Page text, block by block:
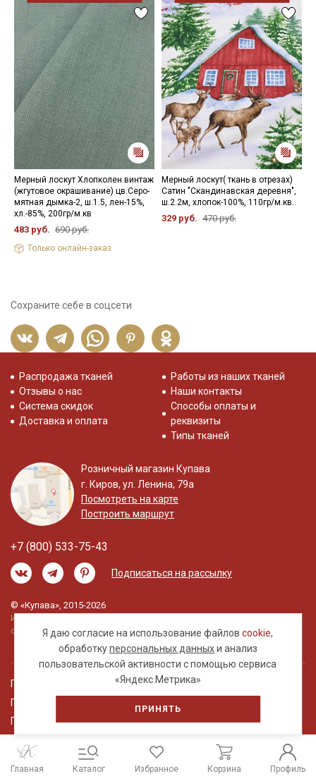
Мерный лоскут Хлопколен винтаж
(жгутовое окрашивание) цв.Серо-
мятная дымка-2, ш.1.5, лен-15%,
хл.-85%, 200гр/м.кв
483 руб. 690 руб.
Только онлайн-заказ
Мерный лоскут( ткань в отрезах)
Сатин "Скандинавская деревня",
ш.2.2м, хлопок-100%, 110гр/м.кв.
329 руб. 470 руб.
Сохраните себе в соцсети
Я даю согласие на использование файловcookie,
обработкуперсональных данныхи анализ
пользовательской активности с помощью сервиса
«Яндекс.Метрика»
ПРИНЯТЬ
Распродажа тканей
Отзывы о нас
Система скидок
Доставка и оплата
Работы из наших тканей
Наши контакты
Способы оплаты и
реквизиты
Типы тканей
Розничный магазин Купава
г. Киров, ул. Ленина, 79а
Посмотреть на карте
Построить маршрут
+7 (800) 533-75-43
Подписаться на рассылку
© «Купава», 2015-2026
Информация на сайте не является публичной
офертой.
Правовая информация
Политика обработки персональных данных
Пользовательское соглашение
Главная Каталог Избранное Корзина Профиль